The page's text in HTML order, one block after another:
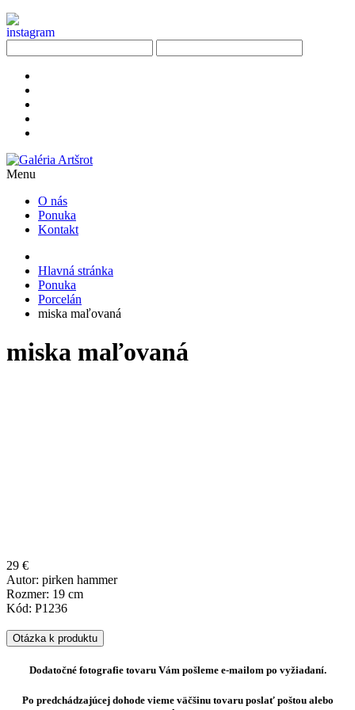
Menu
O nás
Ponuka
Kontakt
Hlavná stránka
Ponuka
Porcelán
miska maľovaná
miska maľovaná
29 €
Autor: pirken hammer
Rozmer: 19 cm
Kód: P1236
Otázka k produktu
Dodatočné fotografie tovaru Vám pošleme e-mailom po vyžiadaní.
Po predchádzajúcej dohode vieme väčšinu tovaru poslať poštou alebo